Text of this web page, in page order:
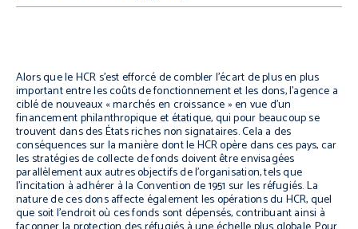
Alors que le HCR s’est efforcé de combler l’écart de plus en plus
important entre les coûts de fonctionnement et les dons, l’agence a
ciblé de nouveaux « marchés en croissance » en vue d’un
financement philanthropique et étatique, qui pour beaucoup se
trouvent dans des États riches non signataires. Cela a des
conséquences sur la manière dont le HCR opère dans ces pays, car
les stratégies de collecte de fonds doivent être envisagées
parallèlement aux autres objectifs de l’organisation, tels que
l’incitation à adhérer à la Convention de 1951 sur les réfugiés. La
nature de ces dons affecte également les opérations du HCR, quel
que soit l’endroit où ces fonds sont dépensés, contribuant ainsi à